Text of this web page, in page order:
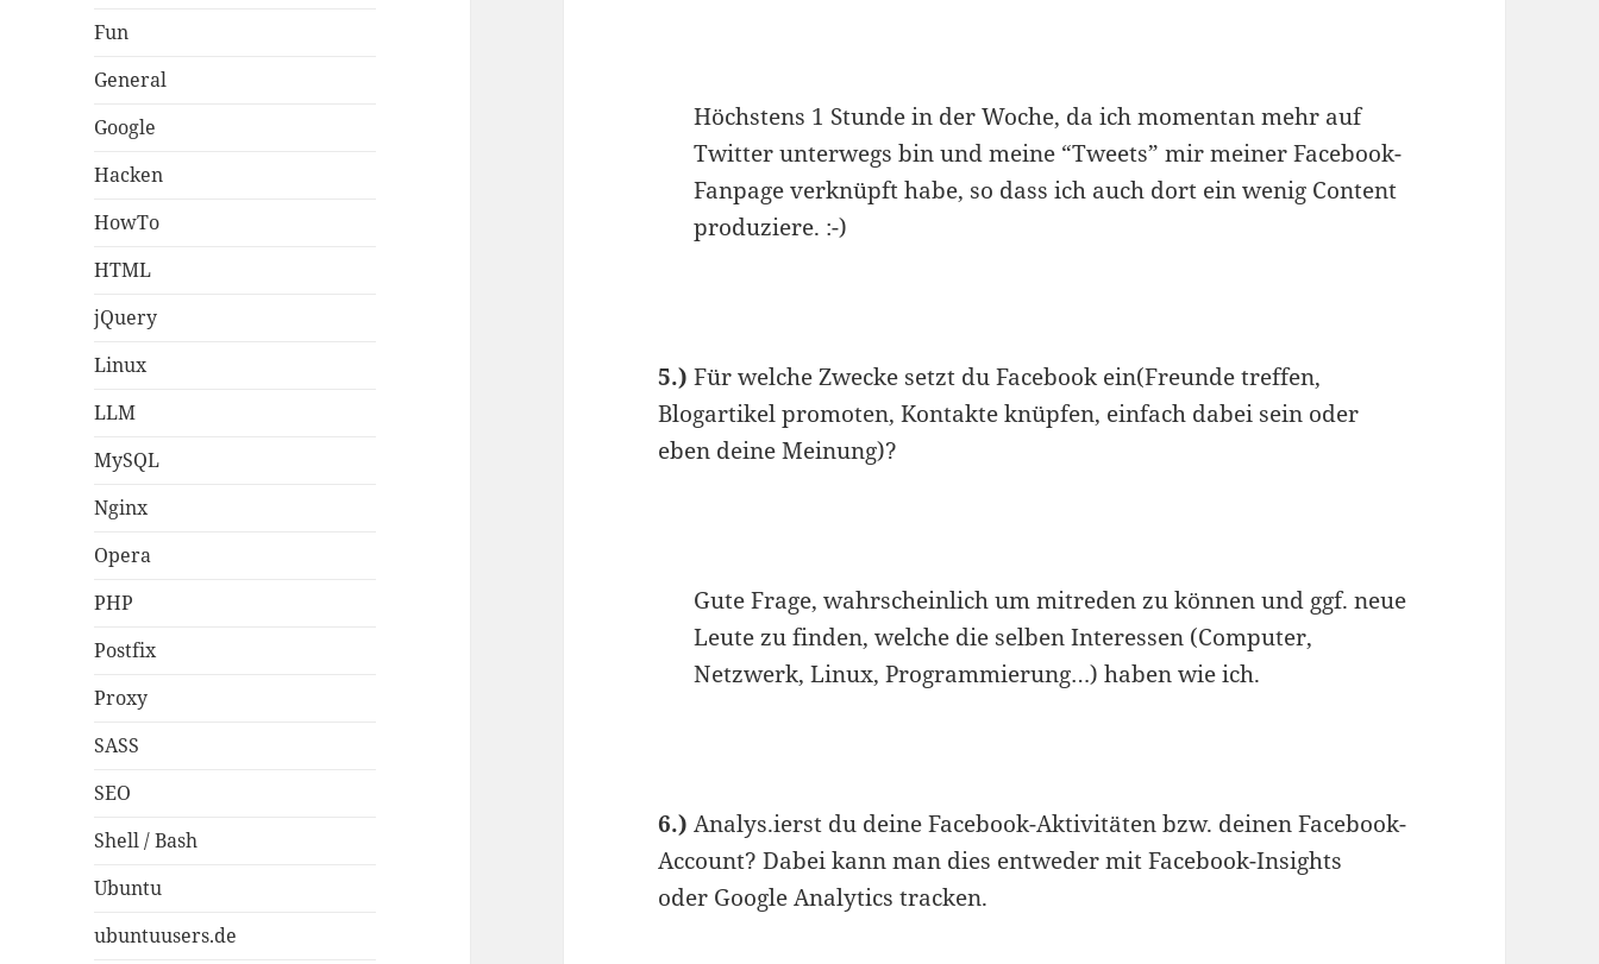
Fun
General
Google
Hacken
HowTo
HTML
jQuery
Linux
LLM
MySQL
Nginx
Opera
PHP
Postfix
Proxy
SASS
SEO
Shell / Bash
Ubuntu
ubuntuusers.de
Höchstens 1 Stunde in der Woche, da ich momentan mehr auf
Twitter unterwegs bin und meine “Tweets” mir meiner Facebook-
Fanpage verknüpft habe, so dass ich auch dort ein wenig Content
produziere. :-)
5.) Für welche Zwecke setzt du Facebook ein(Freunde treffen,
Blogartikel promoten, Kontakte knüpfen, einfach dabei sein oder
eben deine Meinung)?
Gute Frage, wahrscheinlich um mitreden zu können und ggf. neue
Leute zu finden, welche die selben Interessen (Computer,
Netzwerk, Linux, Programmierung…) haben wie ich.
6.) Analys.ierst du deine Facebook-Aktivitäten bzw. deinen Facebook-
Account? Dabei kann man dies entweder mit Facebook-Insights
oder Google Analytics tracken.